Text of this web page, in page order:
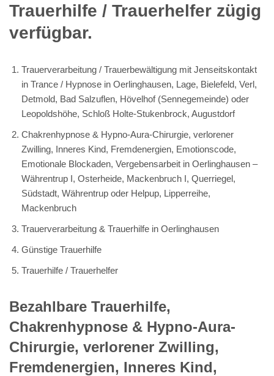
Trauerhilfe / Trauerhelfer zügig
verfügbar.
Trauerverarbeitung / Trauerbewältigung mit Jenseitskontakt
in Trance / Hypnose in Oerlinghausen, Lage, Bielefeld, Verl,
Detmold, Bad Salzuflen, Hövelhof (Sennegemeinde) oder
Leopoldshöhe, Schloß Holte-Stukenbrock, Augustdorf
Chakrenhypnose & Hypno-Aura-Chirurgie, verlorener
Zwilling, Inneres Kind, Fremdenergien, Emotionscode,
Emotionale Blockaden, Vergebensarbeit in Oerlinghausen –
Währentrup I, Osterheide, Mackenbruch I, Querriegel,
Südstadt, Währentrup oder Helpup, Lipperreihe,
Mackenbruch
Trauerverarbeitung & Trauerhilfe in Oerlinghausen
Günstige Trauerhilfe
Trauerhilfe / Trauerhelfer
Bezahlbare Trauerhilfe,
Chakrenhypnose & Hypno-Aura-
Chirurgie, verlorener Zwilling,
Fremdenergien, Inneres Kind,